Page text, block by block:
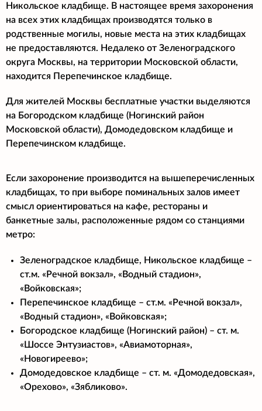
Никольское кладбище. В настоящее время захоронения
на всех этих кладбищах производятся только в
родственные могилы, новые места на этих кладбищах
не предоставляются. Недалеко от Зеленоградского
округа Москвы, на территории Московской области,
находится Перепечинское кладбище.
Для жителей Москвы бесплатные участки выделяются
на Богородском кладбище (Ногинский район
Московской области), Домодедовском кладбище и
Перепечинском кладбище.
Если захоронение производится на вышеперечисленных
кладбищах, то при выборе поминальных залов имеет
смысл ориентироваться на кафе, рестораны и
банкетные залы, расположенные рядом со станциями
метро:
Зеленоградское кладбище, Никольское кладбище –
ст.м. «Речной вокзал», «Водный стадион»,
«Войковская»;
Перепечинское кладбище – ст.м. «Речной вокзал»,
«Водный стадион», «Войковская»;
Богородское кладбище (Ногинский район) – ст. м.
«Шоссе Энтузиастов», «Авиамоторная»,
«Новогиреево»;
Домодедовское кладбище – ст. м. «Домодедовская»,
«Орехово», «Зябликово».